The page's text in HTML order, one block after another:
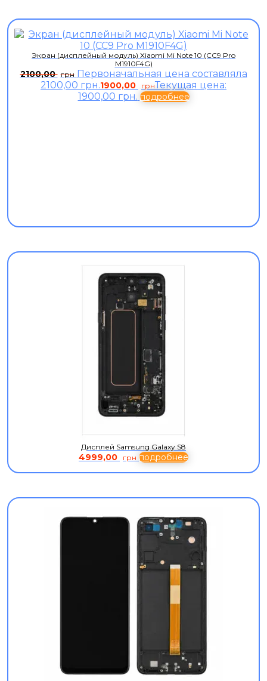
Экран (дисплейный модуль) Xiaomi Mi Note 10 (CC9 Pro
M1910F4G)
2100,00 грн Первоначальная цена составляла
2100,00 грн.1900,00 грнТекущая цена:
1900,00 грн. подробнее
Дисплей Samsung Galaxy S8
4999,00 грн подробнее